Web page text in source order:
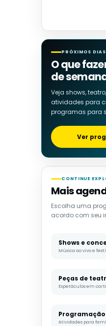
PRÓXIMOS DIAS
O que
de
Veja shows,
atividades para
programas para
Ver
CONTINUE
Mais
Escolha uma
acordo com seu
Shows e
Música ao vivo e
Peças de
Espetáculos em
Atividades para